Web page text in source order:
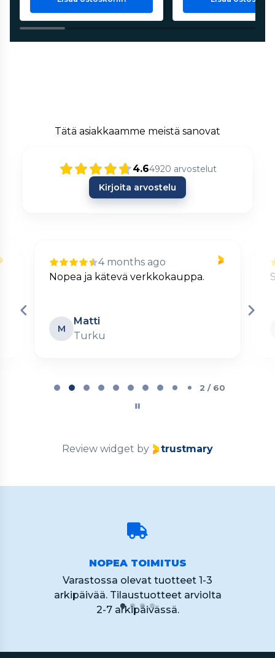
Tätä asiakkaamme meistä sanovat
4.64920 arvostelut
Kirjoita arvostelu
4 months ago
Nopea ja kätevä verkkokauppa.
M
Matti
Turku
2 / 60
Review widget by trustmary
NOPEA TOIMITUS
Varastossa olevat tuotteet 1-3
arkipäivää. Tilaustuotteet arviolta
2-7 arkipäivässä.